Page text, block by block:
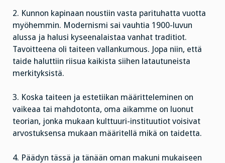
2. Kunnon kapinaan noustiin vasta parituhatta vuotta
myöhemmin. Modernismi sai vauhtia 1900-luvun
alussa ja halusi kyseenalaistaa vanhat traditiot.
Tavoitteena oli taiteen vallankumous. Jopa niin, että
taide haluttiin riisua kaikista siihen latautuneista
merkityksistä.
3. Koska taiteen ja estetiikan määritteleminen on
vaikeaa tai mahdotonta, oma aikamme on luonut
teorian, jonka mukaan kulttuuri-instituutiot voisivat
arvostuksensa mukaan määritellä mikä on taidetta.
4. Päädyn tässä ja tänään oman makuni mukaiseen